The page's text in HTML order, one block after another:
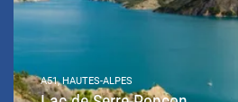
A51, HAUTES-ALPES